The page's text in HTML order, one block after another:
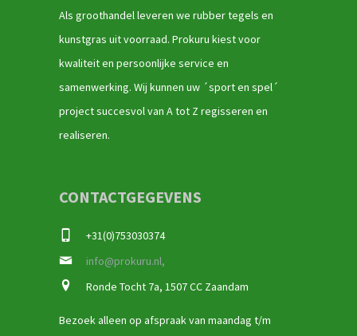
Als groothandel leveren we rubber tegels en
kunstgras uit voorraad. Prokuru kiest voor
kwaliteit en persoonlijke service en
samenwerking. Wij kunnen uw ´sport en spel´
project succesvol van A tot Z regisseren en
realiseren.
CONTACTGEGEVENS
+31(0)753030374
info@prokuru.nl,
Ronde Tocht 7a, 1507 CC Zaandam
Bezoek alleen op afspraak van maandag t/m